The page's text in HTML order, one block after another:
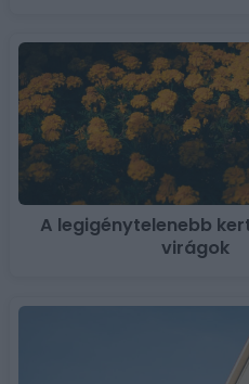
A legigénytelenebb
virágok